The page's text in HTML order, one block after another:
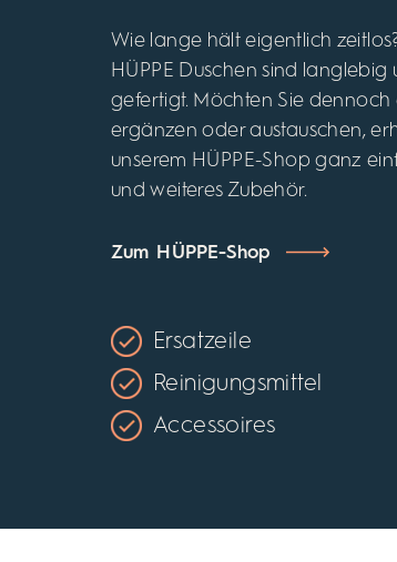
Wie lange hält eigentlich
HÜPPE Duschen sind langlebig
gefertigt. Möchten Sie dennoch
ergänzen oder austauschen,
unserem HÜPPE-Shop ganz
und weiteres Zubehör.
Zum HÜPPE-Shop
Ersatzeile
Reinigungsmittel
Accessoires